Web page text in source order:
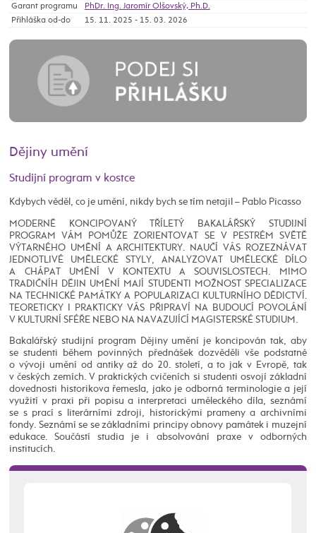
Garant programu
PhDr. Ing. Jaromír Olšovský, Ph.D.
Přihláška od-do
15. 11. 2025 - 15. 03. 2026
Dějiny umění
Studijní program v kostce
Kdybych věděl, co je umění, nikdy bych se tím netajil – Pablo Picasso
MODERNĚ KONCIPOVANÝ TŘÍLETÝ BAKALÁŘSKÝ STUDIJNÍ
PROGRAM VÁM POMŮŽE ZORIENTOVAT SE V PESTRÉM SVĚTĚ
VÝTARNÉHO UMĚNÍ A ARCHITEKTURY. NAUČÍ VÁS ROZEZNÁVAT
JEDNOTLIVÉ UMĚLECKÉ STYLY, ANALYZOVAT UMĚLECKÉ DÍLO
A CHÁPAT UMĚNÍ V KONTEXTU A SOUVISLOSTECH. MIMO
TRADIČNÍH DĚJIN UMĚNÍ MAJÍ STUDENTI MOŽNOST SPECIALIZACE
NA TECHNICKÉ PAMÁTKY A POPULARIZACI KULTURNÍHO DĚDICTVÍ.
TEORETICKY I PRAKTICKY VÁS PŘIPRAVÍ NA BUDOUCÍ POVOLÁNÍ
V KULTURNÍ SFÉŘE NEBO NA NAVAZUJÍCÍ MAGISTERSKÉ STUDIUM.
Bakalářský studijní program Dějiny umění je koncipován tak, aby
se studenti během povinných přednášek dozvěděli vše podstatné
o vývoji umění od antiky až do 20. století, a to jak v Evropě, tak
v českých zemích. V praktických cvičeních si studenti osvojí základní
dovednosti historikova řemesla, jako je odborná terminologie a její
využití v praxi při popisu a interpretaci uměleckého díla, seznámí
se s prací s literárními zdroji, historickými prameny a archivními
fondy. Seznámí se se základními principy obnovy památek i muzejní
edukace. Součástí studia je i absolvování praxe v odborných
institucích.